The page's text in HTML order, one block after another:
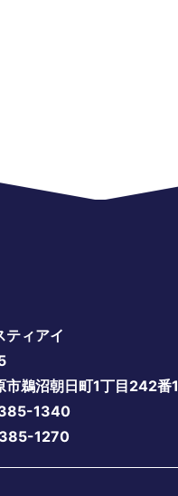
ティアイ
市鵜沼朝日町1丁目242番1
1340
1270